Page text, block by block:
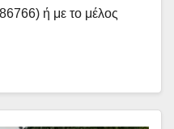
ή με το μέλος